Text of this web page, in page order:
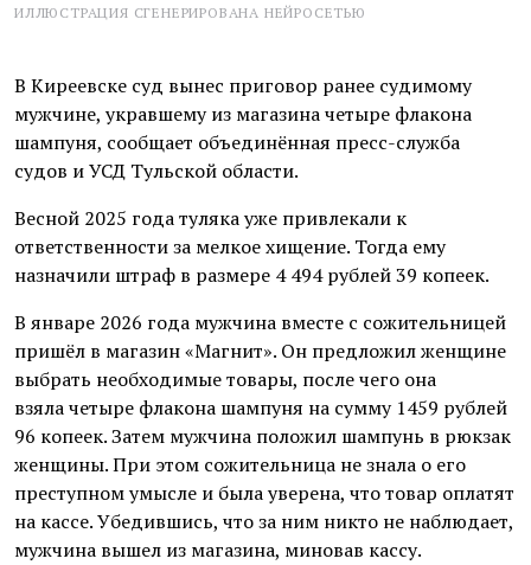
ИЛЛЮСТРАЦИЯ СГЕНЕРИРОВАНА НЕЙРОСЕТЬЮ
В Киреевске суд вынес приговор ранее судимому
мужчине, укравшему из магазина четыре флакона
шампуня, сообщает объединённая пресс-служба
судов и УСД Тульской области.
Весной 2025 года туляка уже привлекали к
ответственности за мелкое хищение. Тогда ему
назначили штраф в размере 4 494 рублей 39 копеек.
В январе 2026 года мужчина вместе с сожительницей
пришёл в магазин «Магнит». Он предложил женщине
выбрать необходимые товары, после чего она
взяла четыре флакона шампуня на сумму 1459 рублей
96 копеек. Затем мужчина положил шампунь в рюкзак
женщины. При этом сожительница не знала о его
преступном умысле и была уверена, что товар оплатят
на кассе. Убедившись, что за ним никто не наблюдает,
мужчина вышел из магазина, миновав кассу.